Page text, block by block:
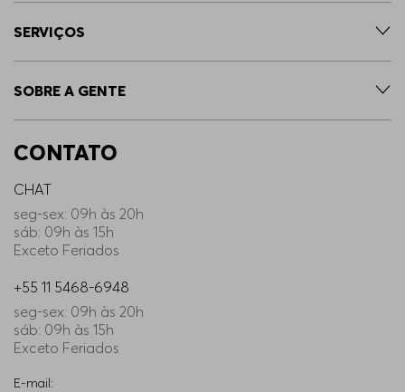
SERVIÇOS
SOBRE A GENTE
CONTATO
CHAT
seg-sex: 09h às 20h
sáb: 09h às 15h
Exceto Feriados
+55 11 5468-6948
seg-sex: 09h às 20h
sáb: 09h às 15h
Exceto Feriados
E-mail: